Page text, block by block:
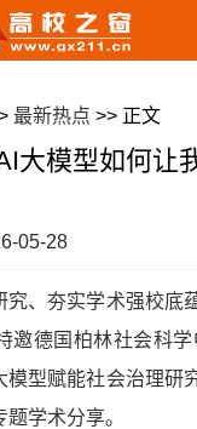
最新热点 >> 正文
大模型如何让
05-28
究、夯实学术强校底
邀德国柏林社会科
型赋能社会治理研
学术分享。